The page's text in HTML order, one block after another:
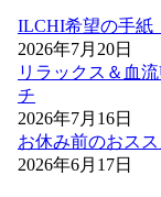
ILCHI希望の手紙
2026年7月20日
リラックス＆血
チ
2026年7月16日
お休み前のおスス
2026年6月17日